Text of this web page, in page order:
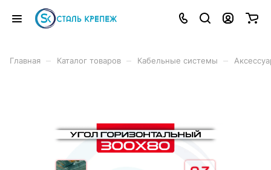
Главная Каталог товаров Кабельные системы